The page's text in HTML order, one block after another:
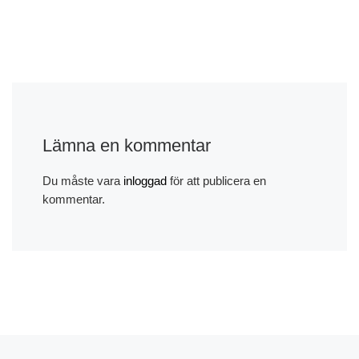
Lämna en kommentar
Du måste vara inloggadför att publicera en
kommentar.